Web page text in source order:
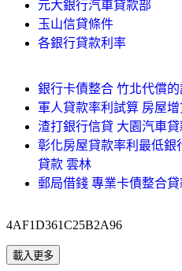
元大銀行汽車貸款部
玉山信貸條件
各銀行貸款利率
銀行卡債整合 竹北代償
軍人貸款率利試算 房屋
渣打銀行信貸 大園汽車
彰化房屋貸款率利最低銀
貸款 雲林
郵局借錢 專業卡債整合貸
4AF1D361C25B2A96
載入更多